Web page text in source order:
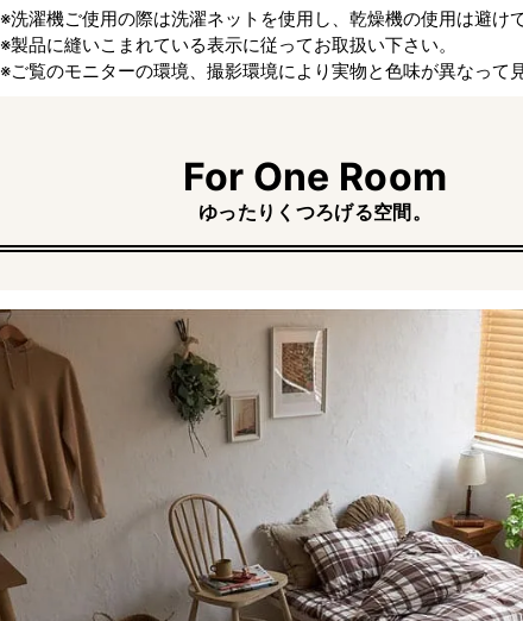
※洗濯機ご使用の際は洗濯ネットを使用し、乾燥機の使用は避け
※製品に縫いこまれている表示に従ってお取扱い下さい。
※ご覧のモニターの環境、撮影環境により実物と色味が異なって
For One Room
ゆったりくつろげる空間。